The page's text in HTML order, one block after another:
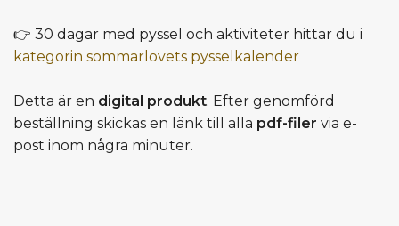
👉 30 dagar med pyssel och aktiviteter hittar du i
kategorin sommarlovets pysselkalender
Detta är en digital produkt. Efter genomförd
beställning skickas en länk till alla pdf-filer via e-
post inom några minuter.